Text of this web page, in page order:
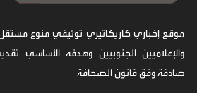
موقع إخباري كاريكاتيري توثيقي منوع
والإعلاميين الجنوبيين وهدفه الأساسي
صادقة وفق قانون الصحافة